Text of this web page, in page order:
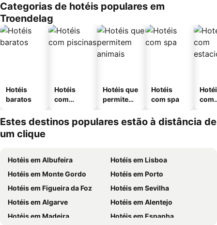
Categorias de hotéis populares em
Troendelag
Hotéis
baratos
Hotéis
com
Hotéis que
permitem
Hotéis
com spa
com
Estes destinos populares estão à distância de
um clique
Hotéis em Albufeira
Hotéis em Lisboa
Hotéis em Monte Gordo
Hotéis em Porto
Hotéis em Figueira da Foz
Hotéis em Sevilha
Hotéis em Algarve
Hotéis em Alentejo
Hotéis em Madeira
Hotéis em Espanha